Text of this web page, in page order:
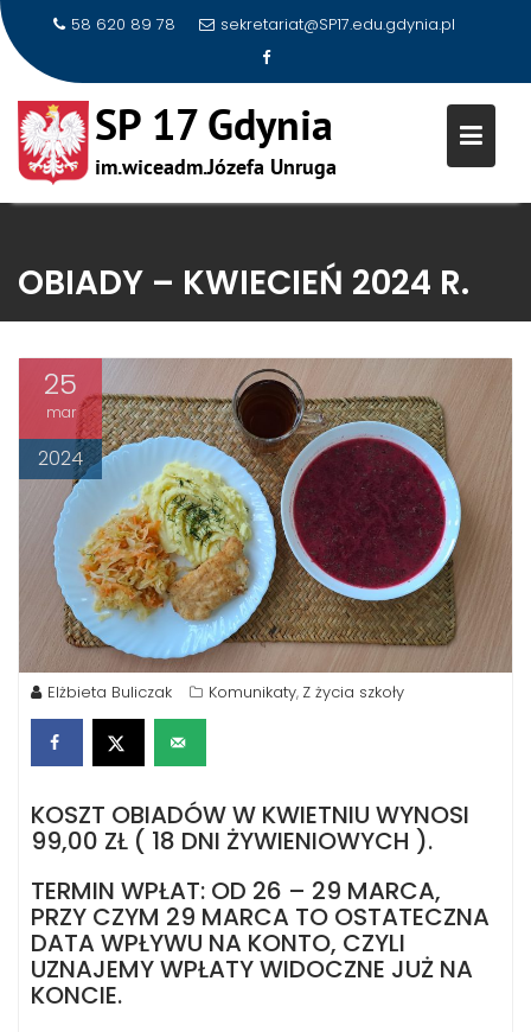
content
58 620 89 78 sekretariat@SP17.edu.gdynia.pl
OBIADY – KWIECIEŃ 2024 R.
25
mar
2024
Elżbieta Buliczak Komunikaty, Z życia szkoły
KOSZT OBIADÓW W KWIETNIU WYNOSI
99,00 ZŁ ( 18 DNI ŻYWIENIOWYCH ).
TERMIN WPŁAT: OD 26 – 29 MARCA,
PRZY CZYM 29 MARCA TO OSTATECZNA
DATA WPŁYWU NA KONTO, CZYLI
UZNAJEMY WPŁATY WIDOCZNE JUŻ NA
KONCIE.